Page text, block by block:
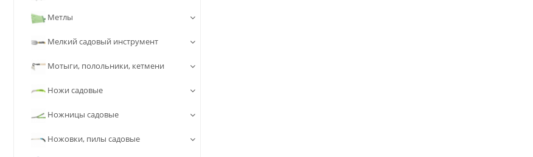
Метлы
Мелкий садовый инструмент
Мотыги, полольники, кетмени
Ножи садовые
Ножницы садовые
Ножовки, пилы садовые